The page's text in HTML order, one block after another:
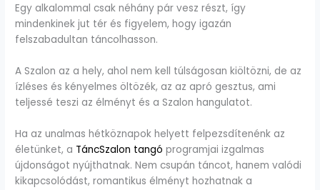
Egy alkalommal csak néhány pár vesz részt, így
mindenkinek jut tér és figyelem, hogy igazán
felszabadultan táncolhasson.
A Szalon az a hely, ahol nem kell túlságosan kiöltözni, de az
ízléses és kényelmes öltözék, az az apró gesztus, ami
teljessé teszi az élményt és a Szalon hangulatot.
Ha az unalmas hétköznapok helyett felpezsdítenénk az
életünket, a TáncSzalon tangó programjai izgalmas
újdonságot nyújthatnak. Nem csupán táncot, hanem valódi
kikapcsolódást, romantikus élményt hozhatnak a